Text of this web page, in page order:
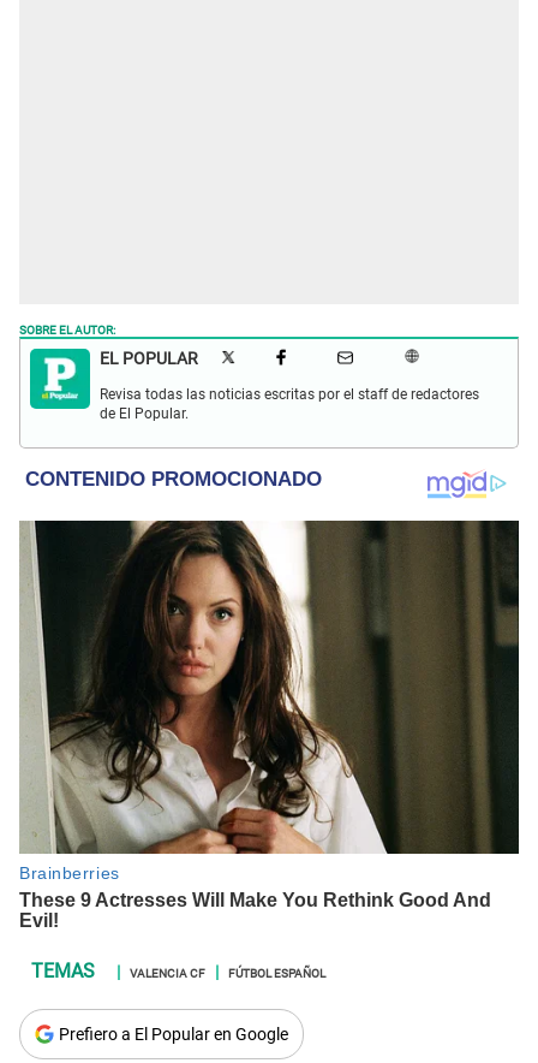
SOBRE EL AUTOR:
EL POPULAR
Revisa todas las noticias escritas por el staff de redactores
de El Popular.
VALENCIA CF FÚTBOL ESPAÑOL
Prefiero a El Popular en Google